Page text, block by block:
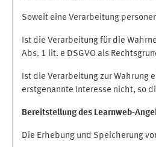
Soweit eine Verarbeitung
Ist die Verarbeitung für die
Abs. 1 lit. e DSGVO als
Ist die Verarbeitung zur Wahrung
erstgenannte Interesse nicht, so
Bereitstellung des Learnweb-
Die Erhebung und Speicherung